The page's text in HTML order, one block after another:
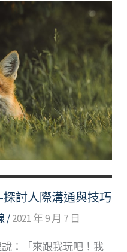
探討人際溝通與技巧
/2021 年 9 月 7 日
：「來跟我玩吧！我